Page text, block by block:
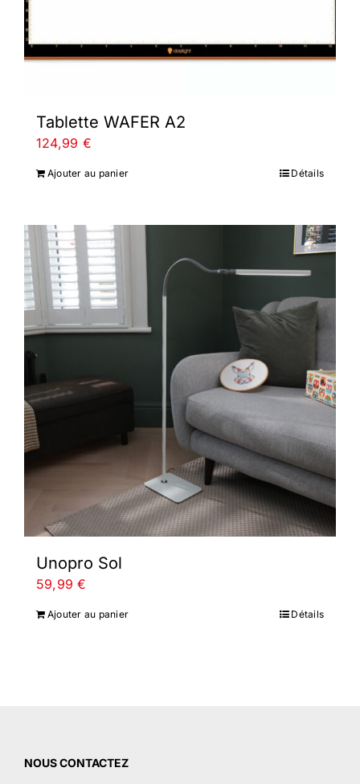
Tablette WAFER A2
124,99 €
Ajouter au panier Détails
Unopro Sol
59,99€
Ajouter au panier Détails
NOUS CONTACTEZ